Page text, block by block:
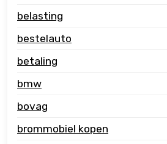
belasting
bestelauto
betaling
bmw
bovag
brommobiel kopen